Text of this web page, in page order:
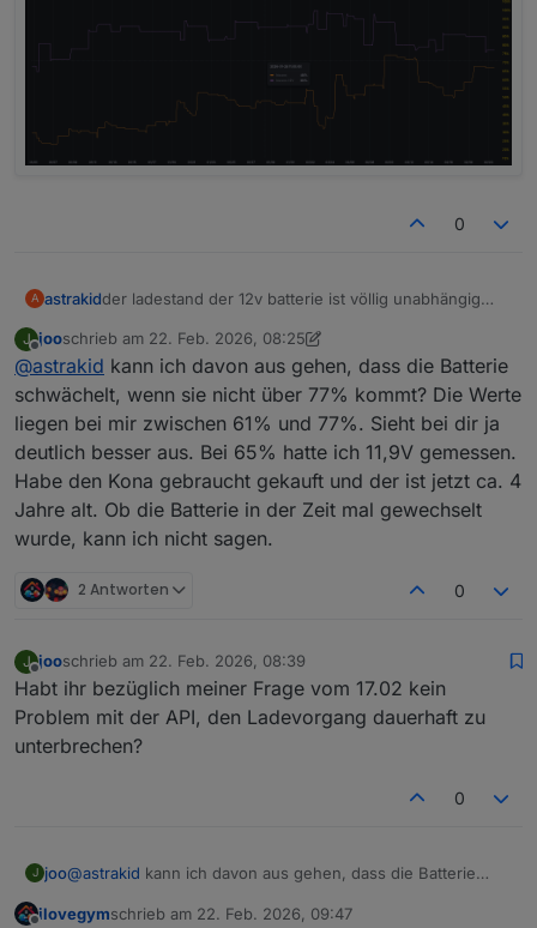
0
A astrakidder ladestand der 12v batterie ist völlig unabhängig
die 12v batterie so stark entladen wird, dass das auto
nicht mehr anspringt.
ansonsten pendelt bei mir der ladestand der 12v
zwischen 70 und 95%.
J
Offline
jooschrieb am 22. Feb. 2026, 08:25
zuletzt editiert von joo
@astrakid kann ich davon aus gehen, dass die Batterie
schwächelt, wenn sie nicht über 77% kommt? Die Werte
liegen bei mir zwischen 61% und 77%. Sieht bei dir ja
deutlich besser aus. Bei 65% hatte ich 11,9V gemessen.
Habe den Kona gebraucht gekauft und der ist jetzt ca. 4
Jahre alt. Ob die Batterie in der Zeit mal gewechselt
wurde, kann ich nicht sagen.
2 Antworten 0
J
Offline
jooschrieb am 22. Feb. 2026, 08:39
zuletzt editiert von
Habt ihr bezüglich meiner Frage vom 17.02 kein
Problem mit der API, den Ladevorgang dauerhaft zu
unterbrechen?
0
J joo@astrakid kann ich davon aus gehen, dass die Batterie
liegen bei mir zwischen 61% und 77%. Sieht bei dir ja
ilovegymschrieb am 22. Feb. 2026, 09:47
zuletzt editiert von